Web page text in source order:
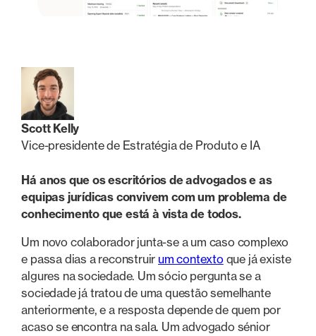
Scott Kelly
Vice-presidente de Estratégia de Produto e IA
Há anos que os escritórios de advogados e as
equipas jurídicas convivem com um problema de
conhecimento que está à vista de todos.
Um novo colaborador junta-se a um caso complexo
e passa dias a reconstruir um contextoque já existe
algures na sociedade. Um sócio pergunta se a
sociedade já tratou de uma questão semelhante
anteriormente, e a resposta depende de quem por
acaso se encontra na sala. Um advogado sénior